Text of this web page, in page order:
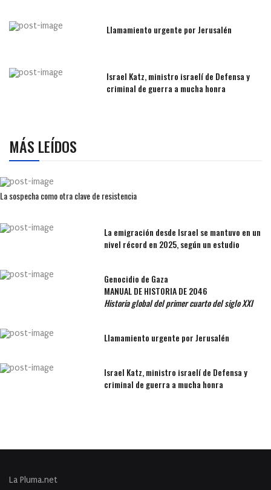
Llamamiento urgente por Jerusalén
Israel Katz, ministro israelí de Defensa y
criminal de guerra a mucha honra
MÁS LEÍDOS
La sospecha como otra clave de resistencia
La emigración desde Israel se mantuvo en un
nivel récord en 2025, según un estudio
Genocidio de Gaza
MANUAL DE HISTORIA DE 2046
Historia global del primer cuarto del siglo XXI
Llamamiento urgente por Jerusalén
Israel Katz, ministro israelí de Defensa y
criminal de guerra a mucha honra
La Pluma.net